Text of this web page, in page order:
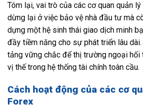
Tóm lại, vai trò của các cơ quan quản
dừng lại ở việc bảo vệ nhà đầu tư mà
dựng một hệ sinh thái giao dịch minh
đầy tiềm năng cho sự phát triển lâu
tảng vững chắc để thị trường ngoại hối
vị thế trong hệ thống tài chính toàn cầu.
Cách hoạt động của các cơ
Forex